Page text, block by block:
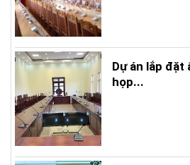
Dự án lắp đặt
họp...